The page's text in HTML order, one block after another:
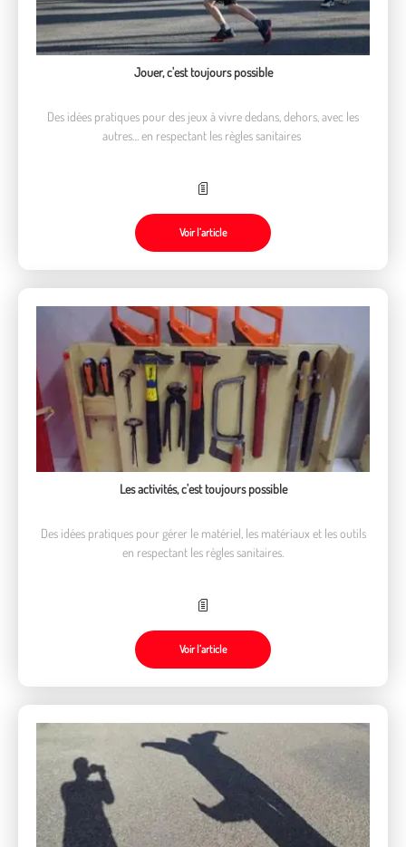
Jouer, c'est toujours possible
Des idées pratiques pour des jeux à vivre dedans, dehors, avec les
autres… en respectant les règles sanitaires
Voir l’article
Les activités, c'est toujours possible
Des idées pratiques pour gérer le matériel, les matériaux et les outils
en respectant les règles sanitaires.
Voir l’article